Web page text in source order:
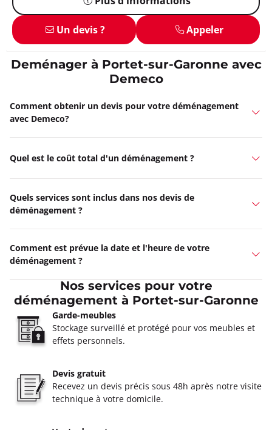
Un devis ? Appeler
Deménager à Portet-sur-Garonne avec
Demeco
Comment obtenir un devis pour votre déménagement
avec Demeco?
Quel est le coût total d'un déménagement ?
Quels services sont inclus dans nos devis de
déménagement ?
Comment est prévue la date et l'heure de votre
déménagement ?
Nos services pour votre
déménagement à Portet-sur-Garonne
Garde-meubles
Stockage surveillé et protégé pour vos meubles et
effets personnels.
Devis gratuit
Recevez un devis précis sous 48h après notre visite
technique à votre domicile.